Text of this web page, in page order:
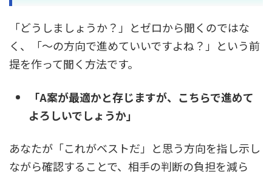
「どうしましょうか？」とゼロから聞くのではな
く、「〜の方向で進めていいですよね？」という前
提を作って聞く方法です。
「A案が最適かと存じますが、こちらで進めて
よろしいでしょうか」
あなたが「これがベストだ」と思う方向を指し示し
ながら確認することで、相手の判断の負担を減ら